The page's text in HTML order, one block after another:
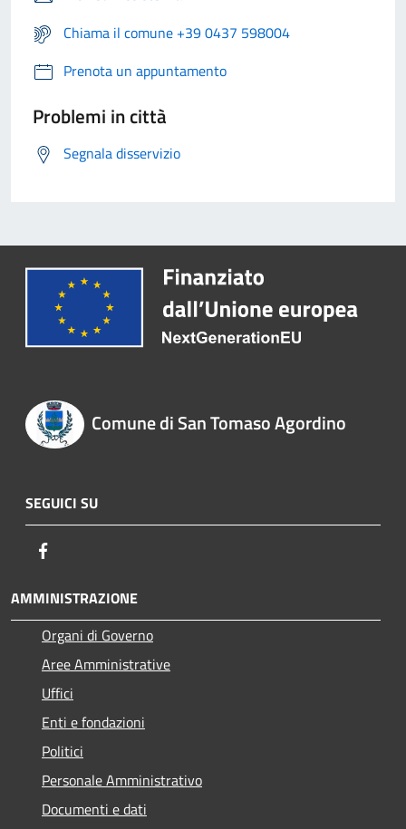
Chiama il comune +39 0437 598004
Prenota un appuntamento
Problemi in città
Segnala disservizio
Comune di San Tomaso Agordino
SEGUICI SU
AMMINISTRAZIONE
Organi di Governo
Aree Amministrative
Uffici
Enti e fondazioni
Politici
Personale Amministrativo
Documenti e dati